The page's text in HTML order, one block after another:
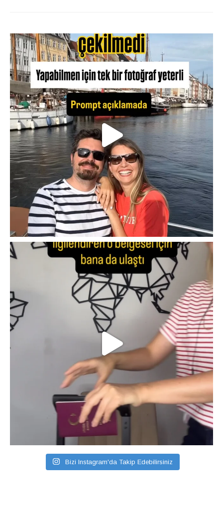
Bizi Instagram'da Takip Edebilirsiniz